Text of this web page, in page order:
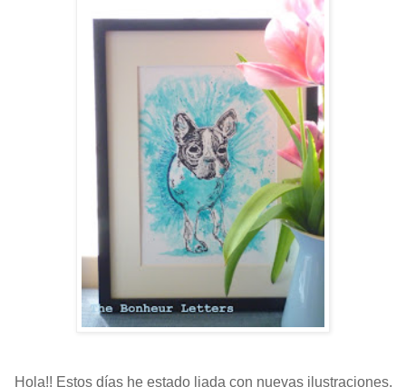
Hola!! Estos días he estado liada con nuevas ilustraciones,